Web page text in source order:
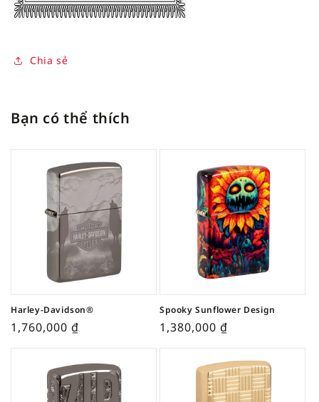
Chia sẻ
Bạn có thể thích
Harley-Davidson®
1,760,000 ₫
Spooky Sunflower Design
1,380,000 ₫